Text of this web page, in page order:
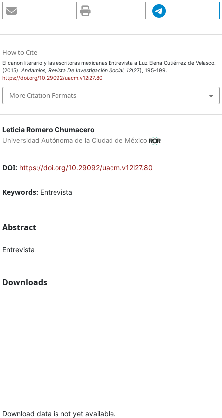
Leticia Romero Chumacero
Universidad Autónoma de la Ciudad de México
DOI: https://doi.org/10.29092/uacm.v12i27.80
Keywords: Entrevista
Abstract
Entrevista
Downloads
Download data is not yet available.
How to Cite
El canon literario y las escritoras mexicanas Entrevista a Luz Elena Gutiérrez de Velasco.
(2015). Andamios, Revista De Investigación Social, 12(27), 195-199.
https://doi.org/10.29092/uacm.v12i27.80
More Citation Formats